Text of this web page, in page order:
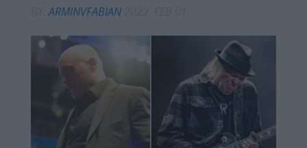
BY:ARMINVFABIAN